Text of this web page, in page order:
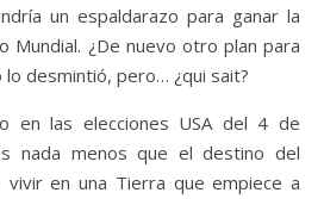
un espaldarazo para ganar la
Mundial. ¿De nuevo otro plan para
desmintió, pero… ¿qui sait?
en las elecciones USA del 4 de
nada menos que el destino del
vivir en una Tierra que empiece a